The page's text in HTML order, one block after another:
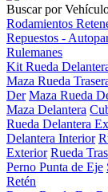
Buscar por
Rodamientos
Repuestos -
Rulemanes
Kit Rueda
Maza Rueda
Der Maza Rueda
Maza Delantera
Rueda Delantera
Delantera Interior
Exterior Rueda
Perno Punta de Eje
Retén